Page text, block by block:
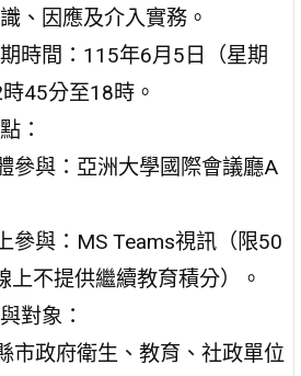
、因應及介入實務。
時間：115年6月5日（星期
45分至18時。
：
參與：亞洲大學國際會議廳A
參與：MS Teams視訊（限50
上不提供繼續教育積分）。
對象：
市政府衛生、教育、社政單位